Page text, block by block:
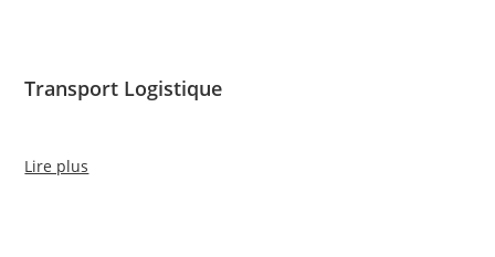
Transport Logistique
Lire plus